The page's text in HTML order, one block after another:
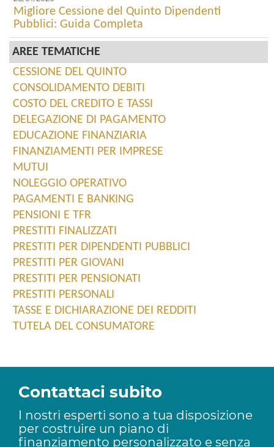
Migliore Cessione del Quinto Dipendenti
Pubblici: Guida Completa
AREE TEMATICHE
CESSIONE DEL QUINTO
CONSOLIDAMENTO DEBITI
COSTO DEL CREDITO E TASSI
DELEGAZIONE DI PAGAMENTO
EDUCAZIONE FINANZIARIA
FINANZIAMENTI PER IMPRESE
MUTUI
NOLEGGIO OPERATIVO
PAGAMENTI E BANKING
PENSIONI E TFR
PRESTITI FINALIZZATI
PRESTITI PER DIPENDENTI PUBBLICI
PRESTITI PER GIOVANI
PRESTITI PER PENSIONATI
PRESTITI PERSONALI
TASSE E DICHIARAZIONE DEI REDDITI
TUTELA DEL CONSUMATORE
Contattaci subito
I nostri esperti sono a tua disposizione
per costruire un piano di
finanziamento personalizzato e senza